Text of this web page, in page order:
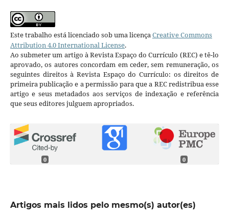
Este trabalho está licenciado sob uma licençaCreative Commons
Attribution 4.0 International License.
Ao submeter um artigo à Revista Espaço do Currículo (REC) e tê-lo
aprovado, os autores concordam em ceder, sem remuneração, os
seguintes direitos à Revista Espaço do Currículo: os direitos de
primeira publicação e a permissão para que a REC redistribua esse
artigo e seus metadados aos serviços de indexação e referência
que seus editores julguem apropriados.
0 0
Artigos mais lidos pelo mesmo(s) autor(es)